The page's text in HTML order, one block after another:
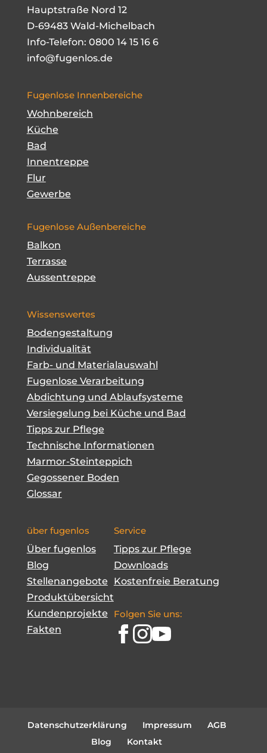
Hauptstraße Nord 12
D-69483 Wald-Michelbach
Info-Telefon: 0800 14 15 16 6
info@fugenlos.de
Fugenlose Innenbereiche
Wohnbereich
Küche
Bad
Innentreppe
Flur
Gewerbe
Fugenlose Außenbereiche
Balkon
Terrasse
Aussentreppe
Wissenswertes
Bodengestaltung
Individualität
Farb- und Materialauswahl
Fugenlose Verarbeitung
Abdichtung und Ablaufsysteme
Versiegelung bei Küche und Bad
Tipps zur Pflege
Technische Informationen
Marmor-Steinteppich
Gegossener Boden
Glossar
über fugenlos
Über fugenlos
Blog
Stellenangebote
Produktübersicht
Kundenprojekte
Fakten
Service
Tipps zur Pflege
Downloads
Kostenfreie Beratung
Folgen Sie uns:
Datenschutzerklärung Impressum
AGB
Blog
Kontakt